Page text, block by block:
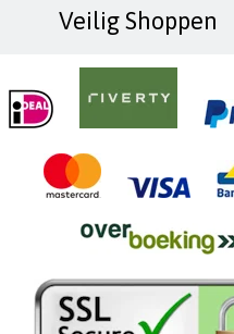
Veilig Shoppen